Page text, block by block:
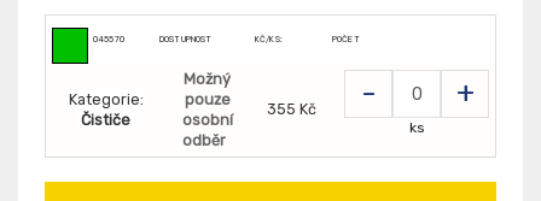
045570 DOSTUPNOST KČ/KS: POČET
Kategorie:
Čističe
Možný
pouze
osobní
odběr
355 Kč - +
ks